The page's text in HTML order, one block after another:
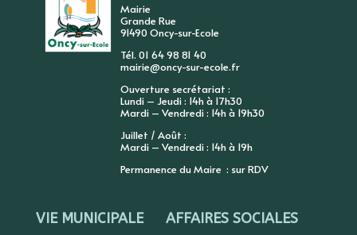
Mairie
Grande Rue
91490 Oncy-sur-Ecole
Tél. 01 64 98 81 40
mairie@oncy-sur-ecole.fr
Ouverture secrétariat :
Lundi – Jeudi : 14h à 17h30
Mardi – Vendredi : 14h à 19h30
Juillet / Août :
Mardi – Vendredi : 14h à 19h
Permanence du Maire : sur RDV
VIE MUNICIPALE AFFAIRES SOCIALES